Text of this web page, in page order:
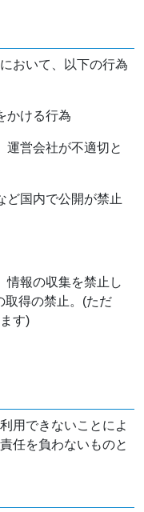
おいて、以下の行為
かける行為
運営会社が不適切と
ど国内で公開が禁止
情報の収集を禁止し
取得の禁止。(ただ
す)
用できないことによ
任を負わないものと